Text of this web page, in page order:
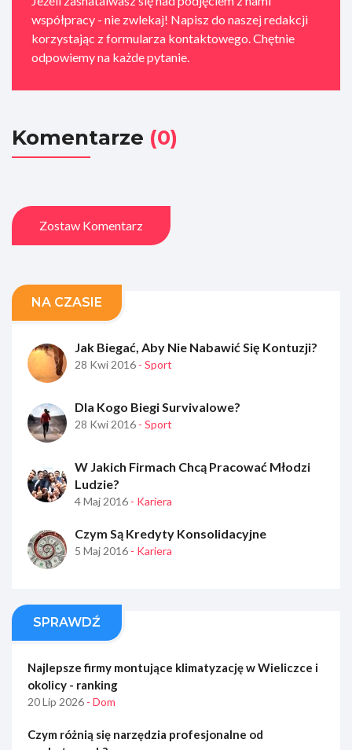
współpracy - nie zwlekaj! Napisz do naszej redakcji
korzystając z formularza kontaktowego. Chętnie
odpowiemy na każde pytanie.
Komentarze (0)
Zostaw Komentarz
NA CZASIE
Jak Biegać, Aby Nie Nabawić Się Kontuzji?
28 Kwi 2016 - Sport
Dla Kogo Biegi Survivalowe?
28 Kwi 2016 - Sport
W Jakich Firmach Chcą Pracować Młodzi
Ludzie?
4 Maj 2016 - Kariera
Czym Są Kredyty Konsolidacyjne
5 Maj 2016 - Kariera
SPRAWDŹ
Najlepsze firmy montujące klimatyzację w Wieliczce i
okolicy - ranking
20 Lip 2026 - Dom
Czym różnią się narzędzia profesjonalne od